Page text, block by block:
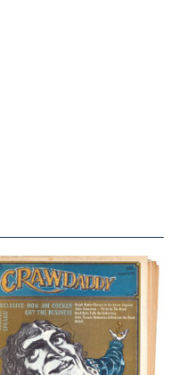
Crawdaddy – June/11/72